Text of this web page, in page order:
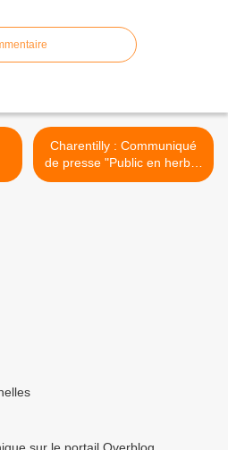
Charentilly : Communiqué
de presse "Public en herbe"
>